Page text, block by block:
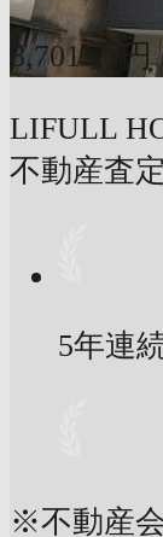
8,701 万円
LIFULL
不動産査
5年連
※不動産